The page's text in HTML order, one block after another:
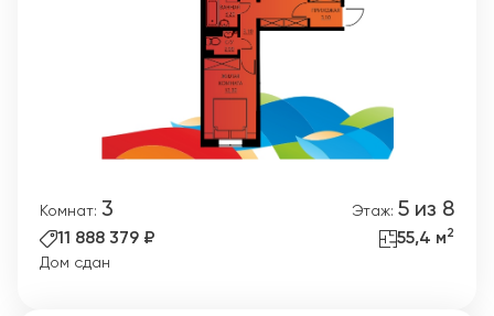
Комнат: 3 Этаж: 5 из 8
11 888 379 ₽ 55,4 м2
Дом сдан